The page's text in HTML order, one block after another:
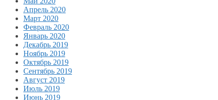
Апрель 2020
Март 2020
Февраль 2020
Январь 2020
Декабрь 2019
Ноябрь 2019
Октябрь 2019
Сентябрь 2019
Август 2019
Июль 2019
Июнь 2019